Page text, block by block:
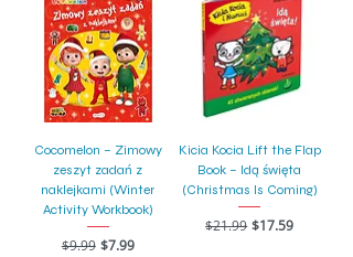
Cocomelon – Zimowy
zeszyt zadań z
naklejkami (Winter
Activity Workbook)
Regular Price
$9.99 Sale Price
$7.99
Kicia Kocia Lift the Flap
Book – Idą święta
(Christmas Is Coming)
Regular Price
$21.99 Sale Price
$17.59